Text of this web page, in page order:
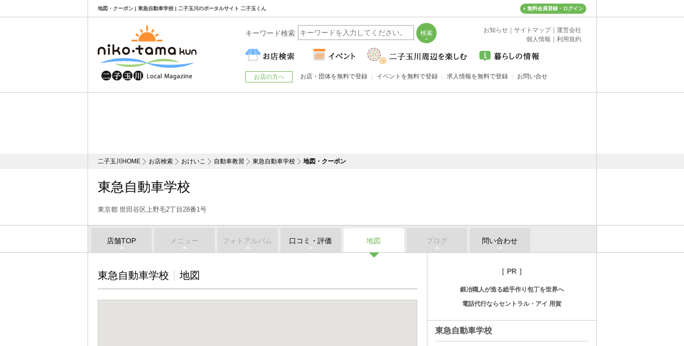
地図・クーポン | 東急自動車学校 | 二子玉川のポータルサイト 二子玉くん 無料会員登録・ログイン
二子玉川HOME お店検索 おけいこ 自動車教習 東急自動車学校 地図・クーポン
東急自動車学校
東京都 世田谷区上野毛2丁目28番1号
店舗TOP メニュー フォトアルバム 口コミ・評価 地図 ブログ 問い合わせ
東急自動車学校 地図 ［ PR ］
鍛冶職人が造る総手作り包丁を世界へ
電話代行ならセントラル・アイ 用賀
東急自動車学校
キーワード検索 お知らせ サイトマップ｜ 運営会社
個人情報
利用規約
お店の方へ お店・団体を無料で登録 イベントを無料で登録 求人情報を無料で登録 お問い合せ